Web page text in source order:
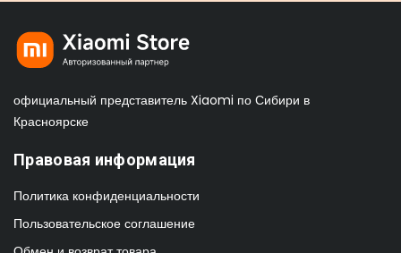
официальный представитель Xiaomi по Сибири в
Красноярске
Правовая информация
Политика конфиденциальности
Пользовательское соглашение